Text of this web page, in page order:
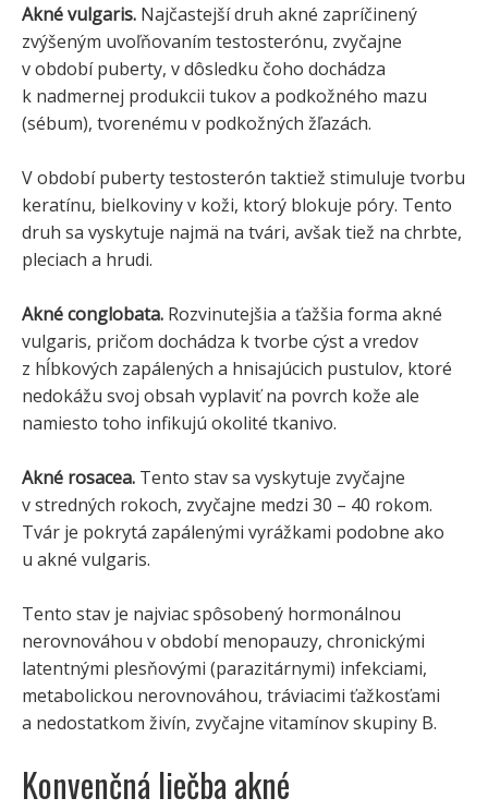
Akné vulgaris. Najčastejší druh akné zapríčinený
zvýšeným uvoľňovaním testosterónu, zvyčajne
v období puberty, v dôsledku čoho dochádza
k nadmernej produkcii tukov a podkožného mazu
(sébum), tvorenému v podkožných žľazách.
V období puberty testosterón taktiež stimuluje tvorbu
keratínu, bielkoviny v koži, ktorý blokuje póry. Tento
druh sa vyskytuje najmä na tvári, avšak tiež na chrbte,
pleciach a hrudi.
Akné conglobata. Rozvinutejšia a ťažšia forma akné
vulgaris, pričom dochádza k tvorbe cýst a vredov
z hĺbkových zapálených a hnisajúcich pustulov, ktoré
nedokážu svoj obsah vyplaviť na povrch kože ale
namiesto toho infikujú okolité tkanivo.
Akné rosacea. Tento stav sa vyskytuje zvyčajne
v stredných rokoch, zvyčajne medzi 30 – 40 rokom.
Tvár je pokrytá zapálenými vyrážkami podobne ako
u akné vulgaris.
Tento stav je najviac spôsobený hormonálnou
nerovnováhou v období menopauzy, chronickými
latentnými plesňovými (parazitárnymi) infekciami,
metabolickou nerovnováhou, tráviacimi ťažkosťami
a nedostatkom živín, zvyčajne vitamínov skupiny B.
Konvenčná liečba akné